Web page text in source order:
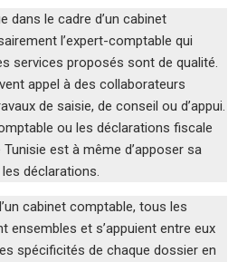
dans le cadre d’un cabinet
l’expert-comptable qui
services proposés sont de qualité.
appel à des collaborateurs
de saisie, de conseil ou d’appui.
ou les déclarations fiscale
est à même d’apposer sa
déclarations.
cabinet comptable, tous les
ensembles et s’appuient entre eux
spécificités de chaque dossier en